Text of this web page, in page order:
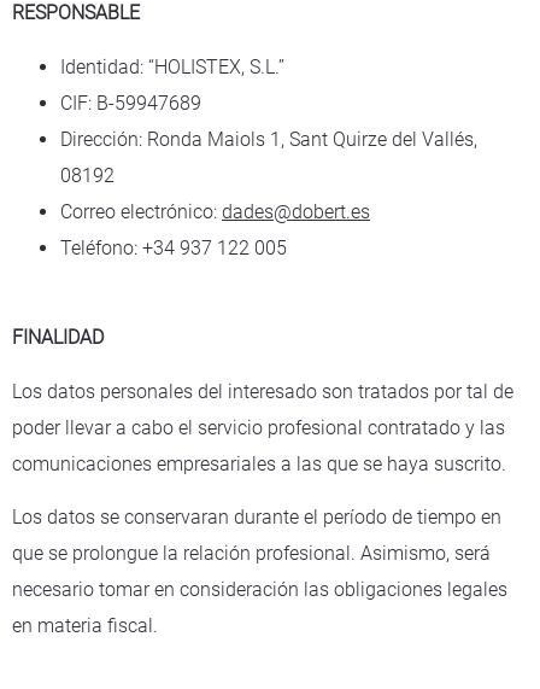
RESPONSABLE
Identidad: “HOLISTEX, S.L.’’
CIF: B-59947689
Dirección: Ronda Maiols 1, Sant Quirze del Vallés,
08192
Correo electrónico: dades@dobert.es
Teléfono: +34 937 122 005
FINALIDAD
Los datos personales del interesado son tratados por tal de
poder llevar a cabo el servicio profesional contratado y las
comunicaciones empresariales a las que se haya suscrito.
Los datos se conservaran durante el período de tiempo en
que se prolongue la relación profesional. Asimismo, será
necesario tomar en consideración las obligaciones legales
en materia fiscal.